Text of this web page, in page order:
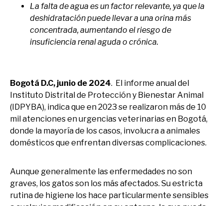
La falta de agua es un factor relevante, ya que la
deshidratación puede llevar a una orina más
concentrada, aumentando el riesgo de
insuficiencia renal aguda o crónica.
Bogotá D.C, junio de 2024. El informe anual del
Instituto Distrital de Protección y Bienestar Animal
(IDPYBA), indica que en 2023 se realizaron más de 10
mil atenciones en urgencias veterinarias en Bogotá,
donde la mayoría de los casos, involucra a animales
domésticos que enfrentan diversas complicaciones.
Aunque generalmente las enfermedades no son
graves, los gatos son los más afectados. Su estricta
rutina de higiene los hace particularmente sensibles